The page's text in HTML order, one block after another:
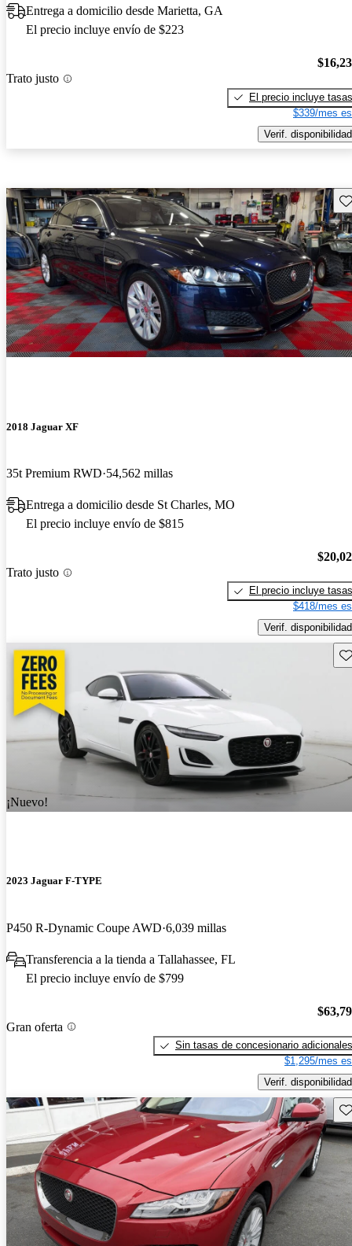
Entrega a domicilio desde Marietta, GA
El precio incluye envío de $223
Trato justo
El precio incluye tasas
$339/mes
Verif. disponibilidad
2018 Jaguar XF
35t Premium RWD 54,562 millas
Entrega a domicilio desde St Charles, MO
El precio incluye envío de $815
Trato justo
El precio incluye tasas
$418/mes
Verif. disponibilidad
¡Nuevo!
2023 Jaguar F-TYPE
P450 R-Dynamic Coupe AWD 6,039 millas
Transferencia a la tienda a Tallahassee, FL
El precio incluye envío de $799
Gran oferta
Sin tasas de concesionario adicionales
$1,295/mes
Verif. disponibilidad